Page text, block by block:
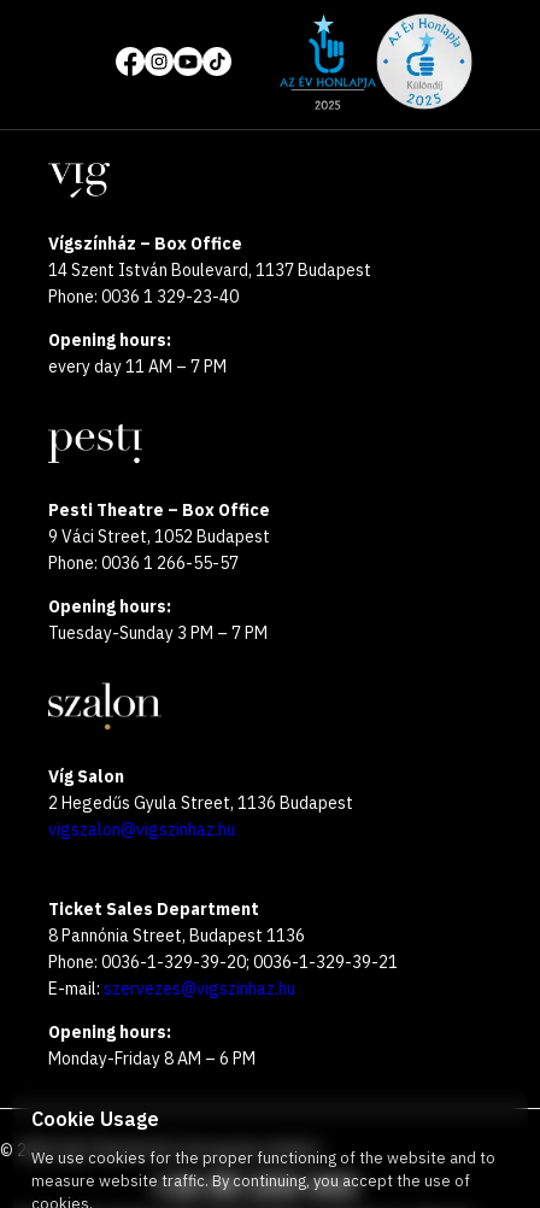
Social
media
pages
of
year
Locations
Vígszínház – Box Office
14 Szent István Boulevard, 1137 Budapest
Phone: 0036 1 329-23-40
Opening hours:
every day 11 AM – 7 PM
Pesti Theatre – Box Office
9 Váci Street, 1052 Budapest
Phone: 0036 1 266-55-57
Opening hours:
Tuesday-Sunday 3 PM – 7 PM
Víg Salon
2 Hegedűs Gyula Street, 1136 Budapest
vigszalon@vigszinhaz.hu
Ticket Sales Department
8 Pannónia Street, Budapest 1136
Phone: 0036-1-329-39-20; 0036-1-329-39-21
E-mail: szervezes@vigszinhaz.hu
Opening hours:
Monday-Friday 8 AM – 6 PM
© 2026 Víg Theater Our free green number:
+36 80 204 443
Cookie Usage
We use cookies for the proper functioning of the website and to
measure website traffic. By continuing, you accept the use of
cookies.